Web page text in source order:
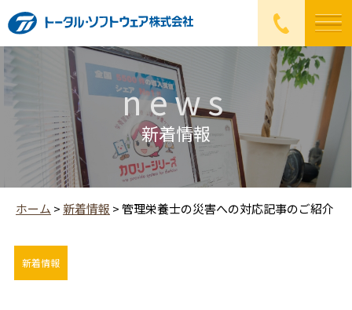
news
新着情報
ホーム >新着情報 >管理栄養士の災害への対応記事のご紹介
新着情報